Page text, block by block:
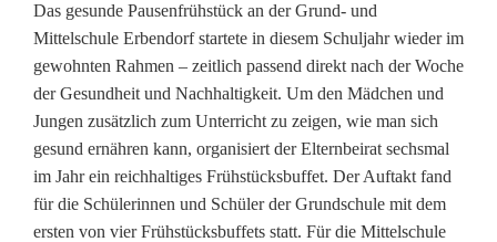
E
l
t
e
r
n
Das gesunde Pausenfrühstück an der Grund- und
Mittelschule Erbendorf startete in diesem Schuljahr wieder im
gewohnten Rahmen – zeitlich passend direkt nach der Woche
der Gesundheit und Nachhaltigkeit. Um den Mädchen und
Jungen zusätzlich zum Unterricht zu zeigen, wie man sich
gesund ernähren kann, organisiert der Elternbeirat sechsmal
im Jahr ein reichhaltiges Frühstücksbuffet. Der Auftakt fand
für die Schülerinnen und Schüler der Grundschule mit dem
ersten von vier Frühstücksbuffets statt. Für die Mittelschule